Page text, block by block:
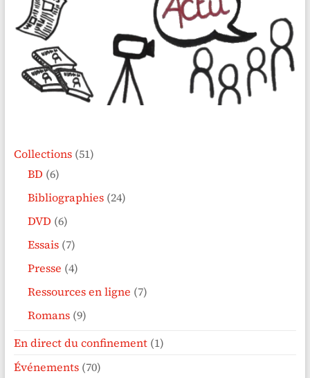
Collections(51)
BD (6)
Bibliographies(24)
DVD (6)
Essais(7)
Presse (4)
Ressources en ligne (7)
Romans(9)
En direct du confinement(1)
Événements(70)